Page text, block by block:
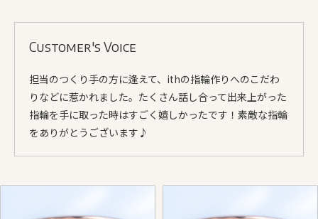
Customer's Voice
担当のつくり手の方に逢えて、ithの指輪作りへのこだわ
りなどに惹かれました。たくさん話し合って出来上がった
指輪を手に取った時はすごく嬉しかったです！素敵な指輪
をありがとうございます♪